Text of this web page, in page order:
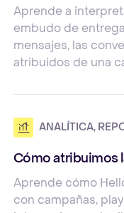
Aprende a
embudo de
mensajes, las
atribuidos de una
ANALÍTICA,
Cómo atribuimos
Aprende cómo
con campañas,